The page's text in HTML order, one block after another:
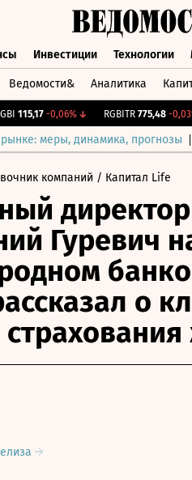
Инвестиции Технологии
Ведомости& Аналитика
115,17 -0,06%↓ RGBITR 775,48 -0,03%
меры, динамика, прогнозы
компаний / Капитал Life
Гуревич
о